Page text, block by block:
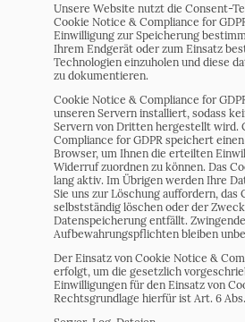
Unsere Website nutzt die Consent-
Cookie Notice & Compliance for
Einwilligung zur Speicherung
Ihrem Endgerät oder zum Einsatz
Technologien einzuholen und diese
zu dokumentieren.
Cookie Notice & Compliance for
unseren Servern installiert, sodass
Servern von Dritten hergestellt wird.
Compliance for GDPR speichert
Browser, um Ihnen die erteilten
Widerruf zuordnen zu können. Das
lang aktiv. Im Übrigen werden Ihre
Sie uns zur Löschung auffordern, das
selbstständig löschen oder der
Datenspeicherung entfällt.
Aufbewahrungspflichten bleiben
Der Einsatz von Cookie Notice &
erfolgt, um die gesetzlich
Einwilligungen für den Einsatz von
Rechtsgrundlage hierfür ist Art. 6 Abs.